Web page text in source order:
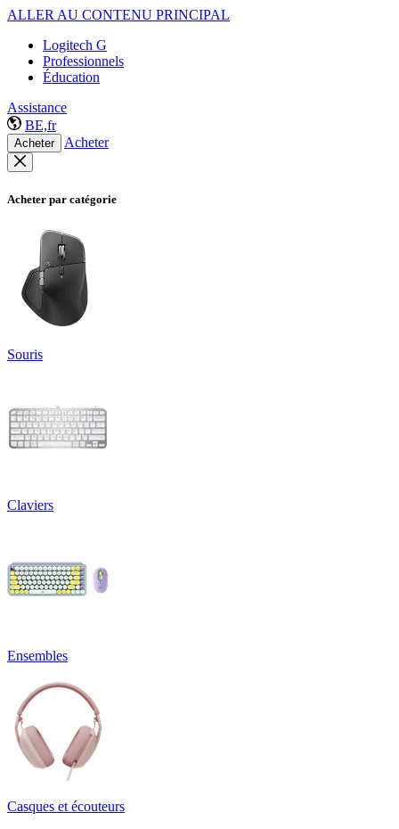
ALLER AU CONTENU PRINCIPAL
Logitech G
Professionnels
Éducation
Assistance
BE,fr
Acheter Acheter
Acheter par catégorie
Souris
Claviers
Ensembles
Casques et écouteurs